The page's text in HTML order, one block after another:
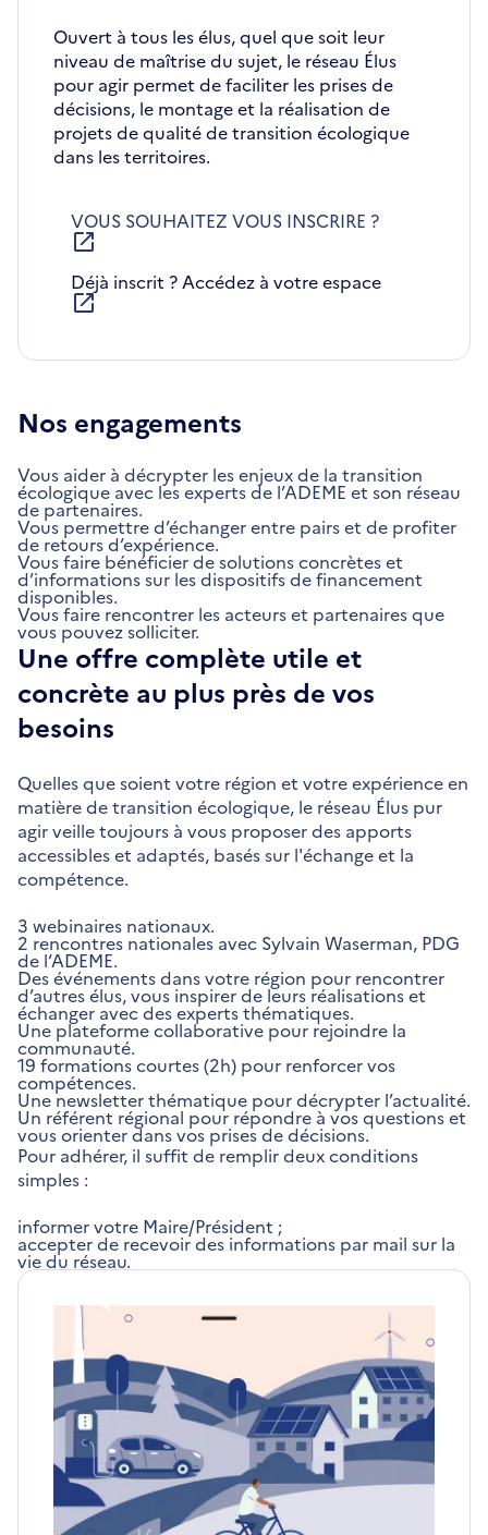
Ouvert à tous les élus, quel que soit leur
niveau de maîtrise du sujet, le réseau Élus
pour agir permet de faciliter les prises de
décisions, le montage et la réalisation de
projets de qualité de transition écologique
dans les territoires.
VOUS SOUHAITEZ VOUS INSCRIRE ?
DANS
UNE
NOUVELLE
Déjà inscrit ? Accédez à votre espace
une
Nos engagements
Vous aider à décrypter les enjeux de la transition
écologique avec les experts de l’ADEME et son réseau
de partenaires.
Vous permettre d’échanger entre pairs et de profiter
de retours d’expérience.
Vous faire bénéficier de solutions concrètes et
d’informations sur les dispositifs de financement
disponibles.
Vous faire rencontrer les acteurs et partenaires que
vous pouvez solliciter.
Une offre complète utile et
concrète au plus près de vos
besoins
Quelles que soient votre région et votre expérience en
matière de transition écologique, le réseau Élus pur
agir veille toujours à vous proposer des apports
accessibles et adaptés, basés sur l'échange et la
compétence.
3 webinaires nationaux.
2 rencontres nationales avec Sylvain Waserman, PDG
de l’ADEME.
Des événements dans votre région pour rencontrer
d’autres élus, vous inspirer de leurs réalisations et
échanger avec des experts thématiques.
Une plateforme collaborative pour rejoindre la
communauté.
19 formations courtes (2h) pour renforcer vos
compétences.
Une newsletter thématique pour décrypter l’actualité.
Un référent régional pour répondre à vos questions et
vous orienter dans vos prises de décisions.
Pour adhérer, il suffit de remplir deux conditions
simples :
informer votre Maire/Président ;
accepter de recevoir des informations par mail sur la
vie du réseau.